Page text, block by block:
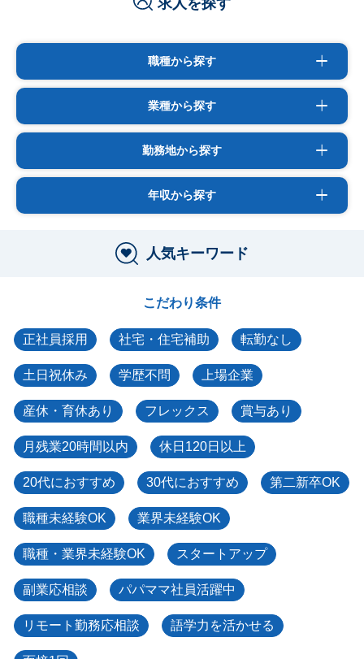
職種から探す
業種から探す
勤務地から探す
年収から探す
人気キーワード
こだわり条件
正社員採用 社宅・住宅補助 転勤なし
土日祝休み 学歴不問 上場企業
産休・育休あり フレックス 賞与あり
月残業20時間以内 休日120日以上
20代におすすめ 30代におすすめ 第二新卒OK
職種未経験OK 業界未経験OK
職種・業界未経験OK スタートアップ
副業応相談 パパママ社員活躍中
リモート勤務応相談 語学力を活かせる